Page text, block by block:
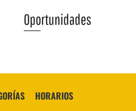
VER MÁS
Oportunidades
HORARIOS